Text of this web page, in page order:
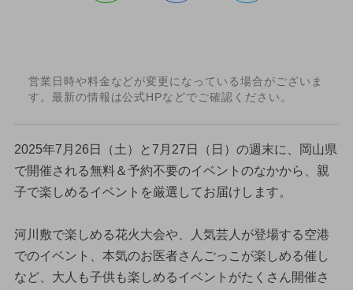
営業日時や料金などが変更になっている場合がございま
す。最新の情報は公式HPなどでご確認ください。
2025年7月26日（土）と7月27日（日）の週末に、岡山県
で開催される無料＆予約不要のイベントのなかから、親
子で楽しめるイベントを厳選してお届けします。
河川敷で楽しめる花火大会や、人気芸人が登場する空港
でのイベント、本気のお医者さんごっこが楽しめる催し
など、大人も子供も楽しめるイベントがたくさん開催さ